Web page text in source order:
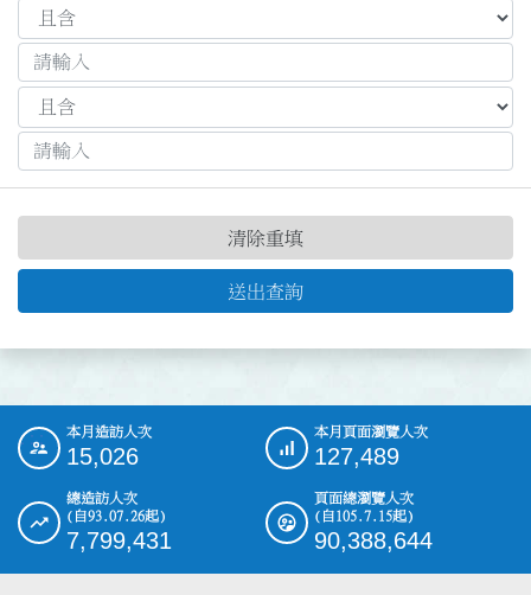
送出查詢
清除重填
::: 本月造訪人次
15,026
本月頁面瀏覽人次
127,489
總造訪人次
(自93.07.26起)
7,799,431
頁面總瀏覽人次
(自105.7.15起)
90,388,644